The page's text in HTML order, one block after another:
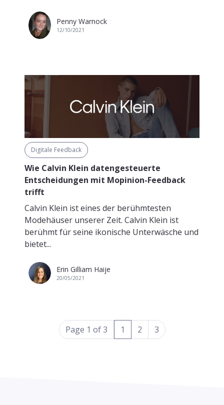
Penny Warnock
12/10/2021
Digitale Feedback
Wie Calvin Klein datengesteuerte
Entscheidungen mit Mopinion-Feedback
trifft
Calvin Klein ist eines der berühmtesten
Modehäuser unserer Zeit. Calvin Klein ist
berühmt für seine ikonische Unterwäsche und
bietet...
Erin Gilliam Haije
20/05/2021
Page 1 of 3 1 (current)
2 3